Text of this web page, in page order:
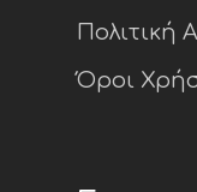
Πολιτική
Όροι